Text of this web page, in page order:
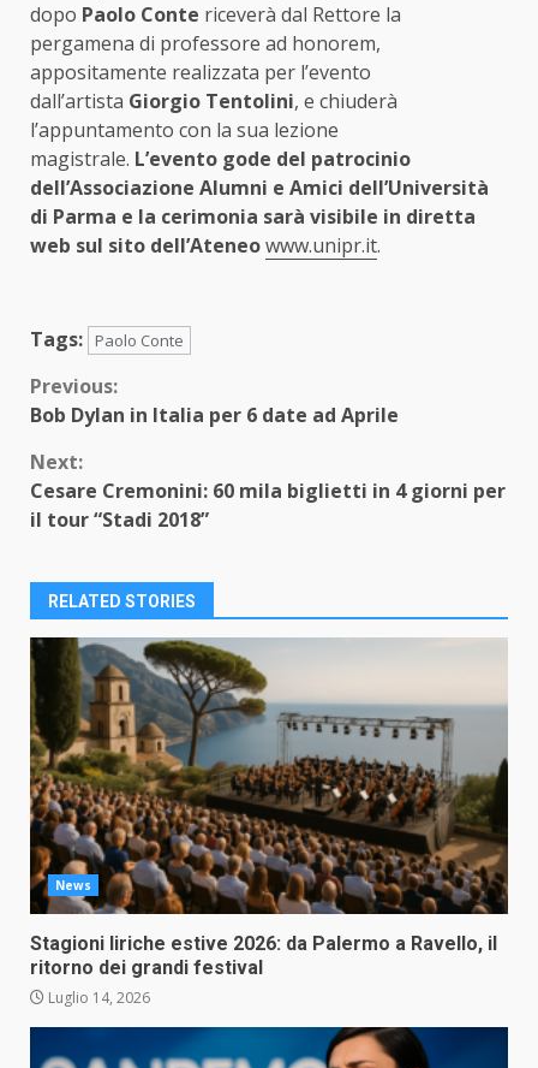
dopo Paolo Conte riceverà dal Rettore la
pergamena di professore ad honorem,
appositamente realizzata per l’evento
dall’artista Giorgio Tentolini, e chiuderà
l’appuntamento con la sua lezione
magistrale. L’evento gode del patrocinio
dell’Associazione Alumni e Amici dell’Università
di Parma e la cerimonia sarà visibile in diretta
web sul sito dell’Ateneowww.unipr.it.
Tags: Paolo Conte
Continue
Reading
Previous:
Bob Dylan in Italia per 6 date ad Aprile
Next:
Cesare Cremonini: 60 mila biglietti in 4 giorni per
il tour “Stadi 2018”
RELATED STORIES
News
Stagioni liriche estive 2026: da Palermo a Ravello, il
ritorno dei grandi festival
Luglio 14, 2026